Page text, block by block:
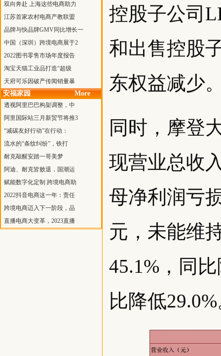
双向奔赴 上海这些电商助力
江苏首家农村电商产教联盟
品牌与快品牌GMV同比增长一
中国（深圳）跨境电商展于2
2022图书零售市场年度报告
淘宝天猫工业品打造“超级
天府可乐因破产传闻销量暴
安福家园 More
透视阿里巴巴构架调整，中
阿里国际站三月新贸节将推3
“减碳友好行动”在行动：
流水的“条纹纠纷”，铁打
耐克敲醒安踏一哥美梦
阿迪、耐克皆败退，国潮运
赋能数字化定制 跨境电商助
2022抖音电商这一年：责任
跨境电商迈入下一阶段，品
直播电商大变革，2023直播
控股子公司
和出售控股
东权益减少
同时，摩登
现营业总收
母净利润亏
元，未能维
45.1%，同
比降低